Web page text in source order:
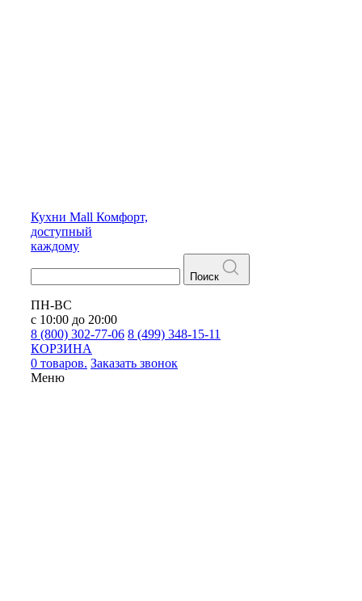
Кухни Mall Комфорт,
доступный
каждому
Поиск
ПН-ВС
с 10:00 до 20:00
8 (800) 302-77-06 8 (499) 348-15-11
КОРЗИНА
0 товаров. Заказать звонок
Меню